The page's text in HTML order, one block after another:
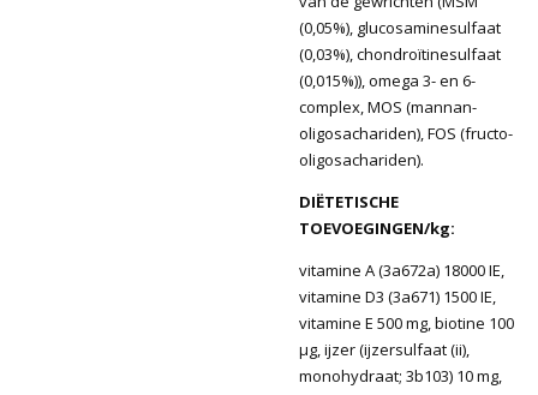
(0,05%), glucosaminesulfaat
(0,03%), chondroïtinesulfaat
(0,015%)), omega 3- en 6-
complex, MOS (mannan-
oligosachariden), FOS (fructo-
oligosachariden).
DIËTETISCHE
TOEVOEGINGEN/kg:
vitamine A (3a672a) 18000 IE,
vitamine D3 (3a671) 1500 IE,
vitamine E 500 mg, biotine 100
μg, ijzer (ijzersulfaat (ii),
monohydraat; 3b103) 10 mg,